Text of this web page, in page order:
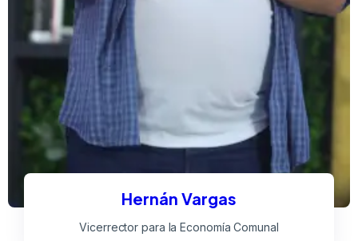
Hernán Vargas
Vicerrector para la Economía Comunal